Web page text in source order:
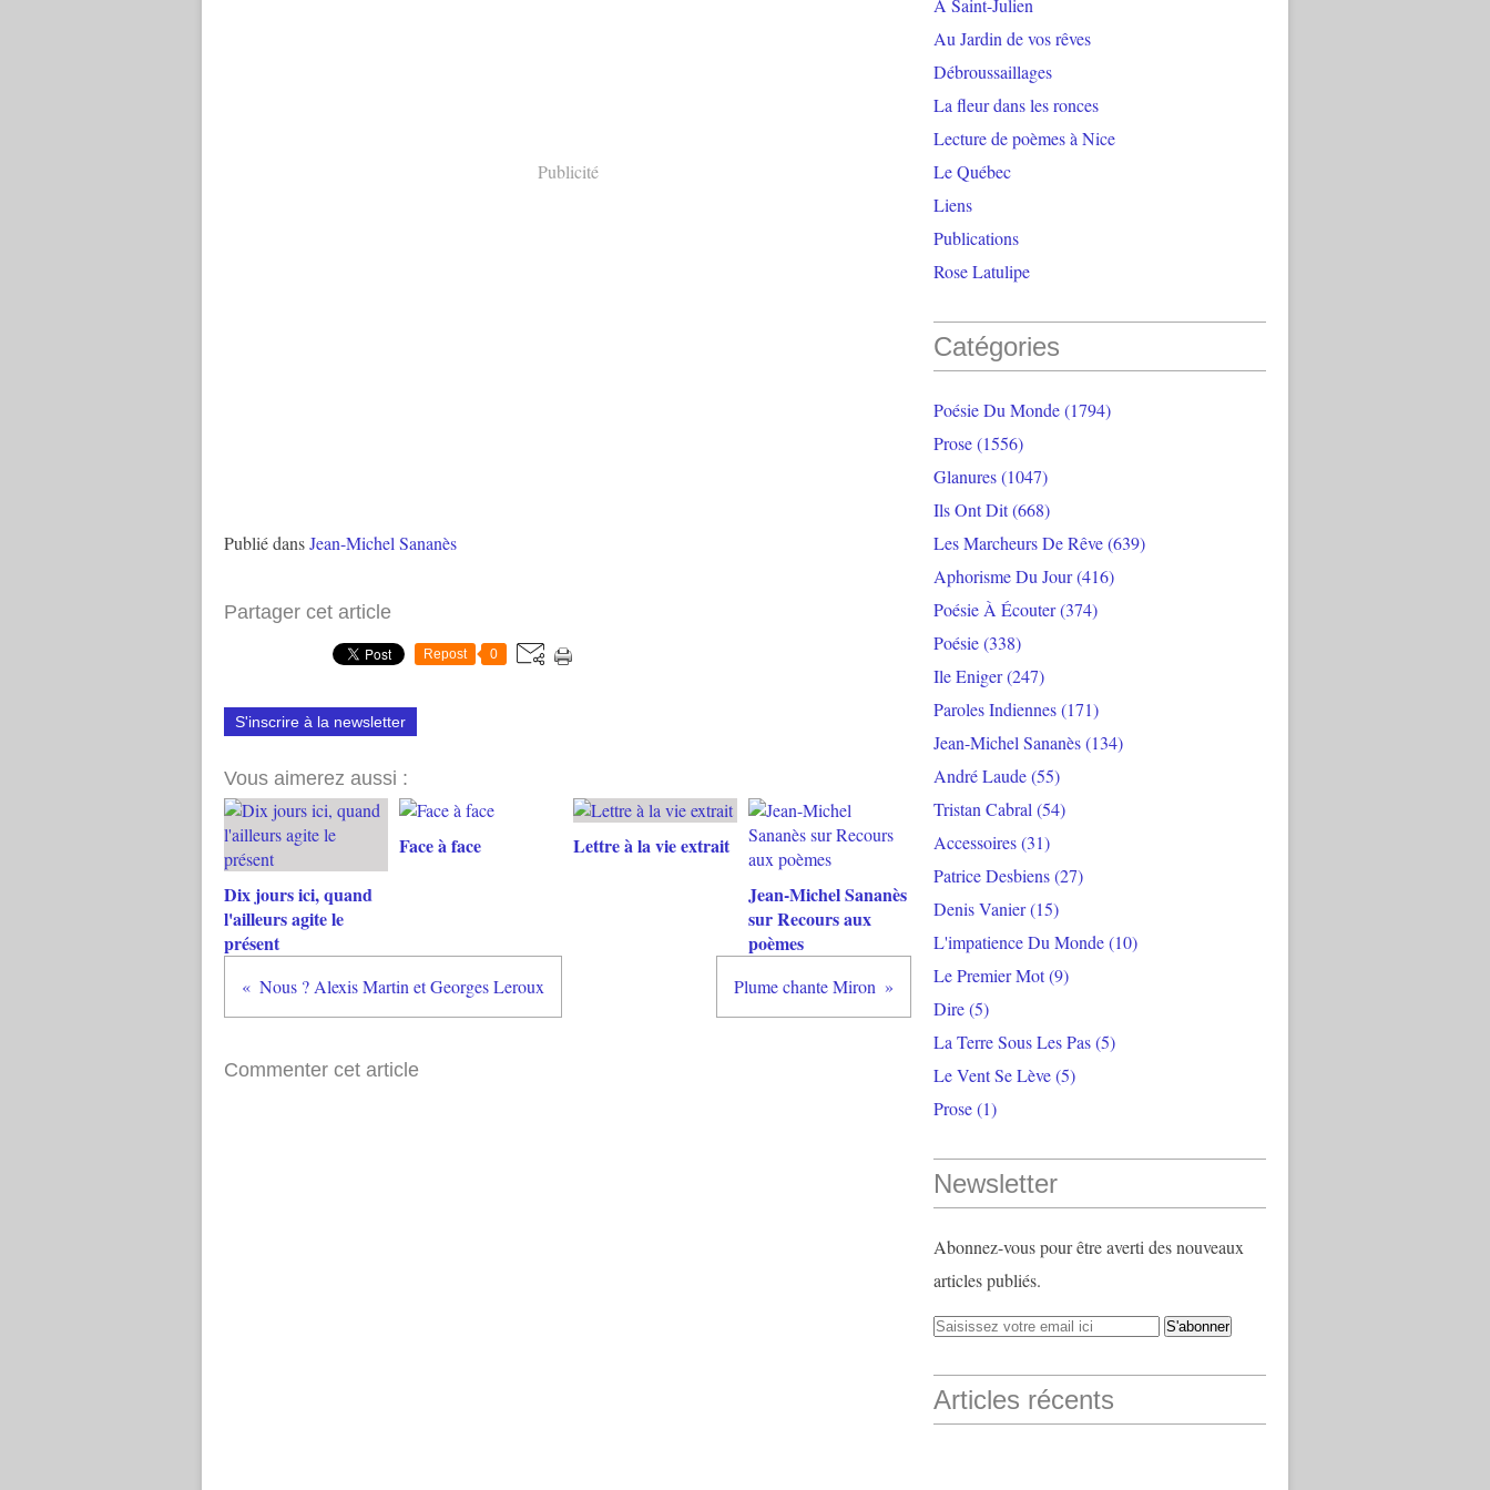
Publicité
Publié dansJean-Michel Sananès
Partager cet article
Repost 0
S'inscrire à la newsletter
Vous aimerez aussi :
Dix jours ici, quand
l'ailleurs agite le
présent
Face à face
Lettre à la vie extrait
Jean-Michel Sananès
sur Recours aux
poèmes
Nous ? Alexis Martin et Georges Leroux Plume chante Miron
Commenter cet article
À Saint-Julien
Au Jardin de vos rêves
Débroussaillages
La fleur dans les ronces
Lecture de poèmes à Nice
Le Québec
Liens
Publications
Rose Latulipe
Catégories
Poésie Du Monde(1794)
Prose(1556)
Glanures(1047)
Ils Ont Dit(668)
Les Marcheurs De Rêve(639)
Aphorisme Du Jour(416)
Poésie À Écouter(374)
Poésie(338)
Ile Eniger(247)
Paroles Indiennes(171)
Jean-Michel Sananès(134)
André Laude(55)
Tristan Cabral (54)
Accessoires(31)
Patrice Desbiens(27)
Denis Vanier(15)
L'impatience Du Monde(10)
Le Premier Mot(9)
Dire(5)
La Terre Sous Les Pas(5)
Le Vent Se Lève(5)
Prose(1)
Newsletter
Abonnez-vous pour être averti des nouveaux
articles publiés.
Articles récents